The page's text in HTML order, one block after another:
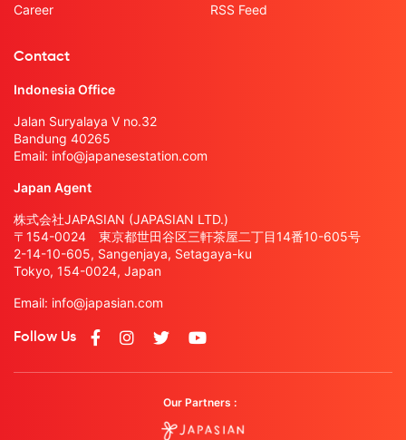
Career
RSS Feed
Contact
Indonesia Office
Jalan Suryalaya V no.32
Bandung 40265
Email: info@japanesestation.com
Japan Agent
株式会社JAPASIAN (JAPASIAN LTD.)
〒154-0024 東京都世田谷区三軒茶屋二丁目14番10-605号
2-14-10-605, Sangenjaya, Setagaya-ku
Tokyo, 154-0024, Japan
Email: info@japasian.com
Follow Us
Our Partners :